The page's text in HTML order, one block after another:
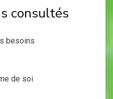
consultés
besoins
de soi